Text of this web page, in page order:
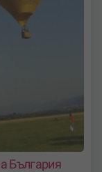
България